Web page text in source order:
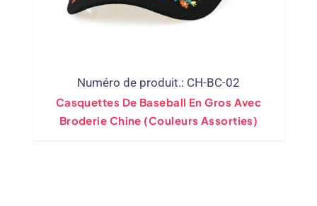
Numéro de produit.: CH-BC-02
Casquettes De Baseball En Gros Avec
Broderie Chine (Couleurs Assorties)